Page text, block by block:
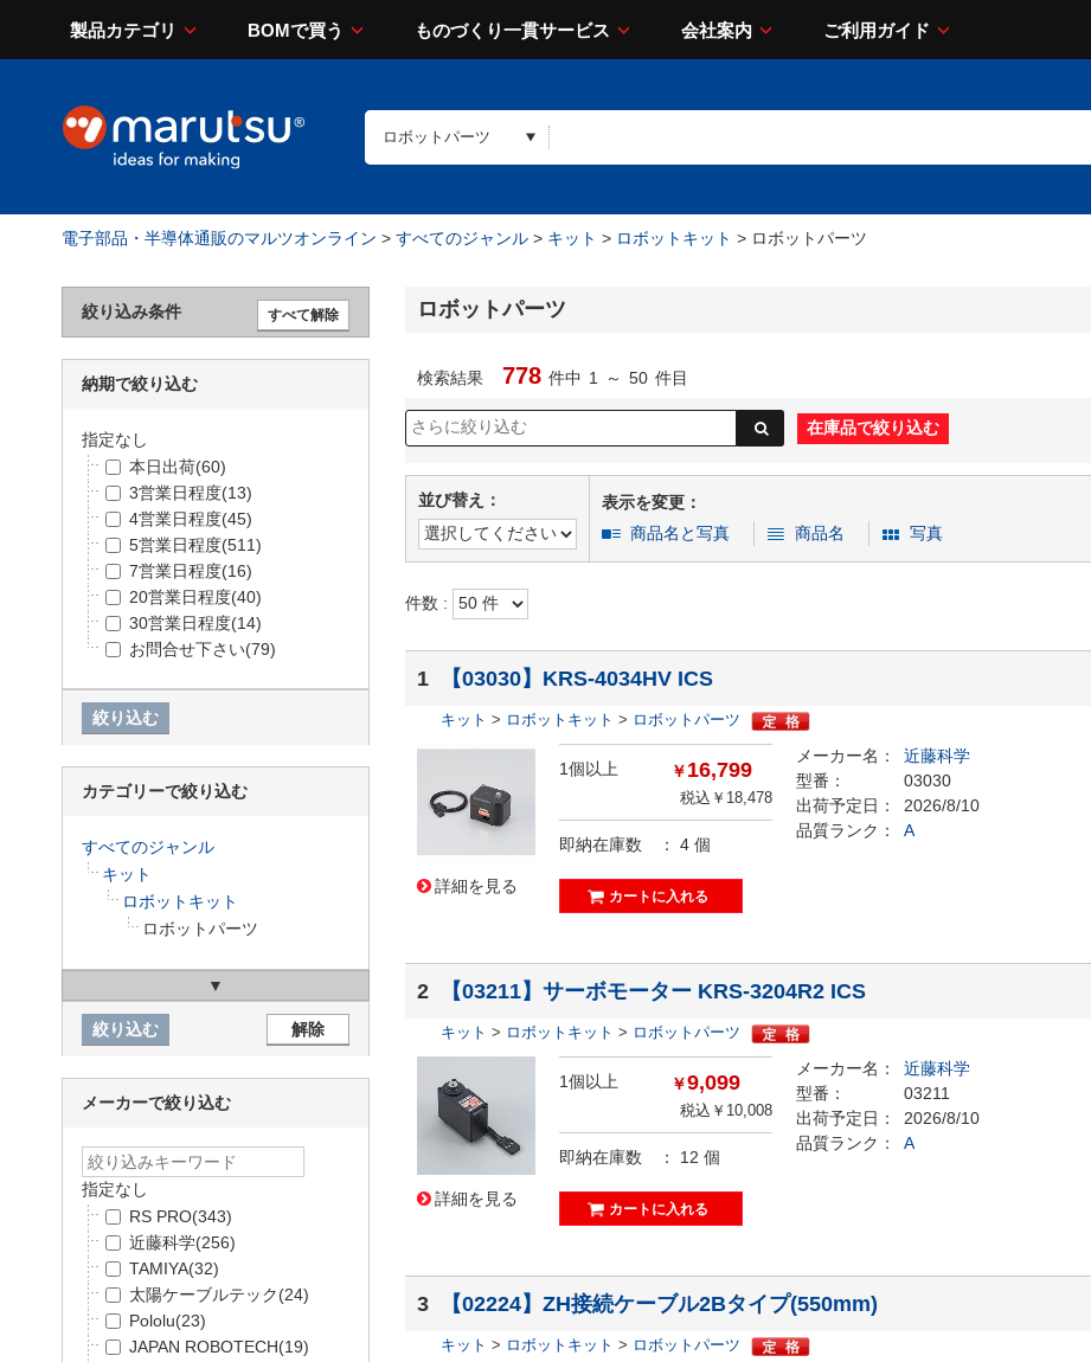
製品カテゴリ BOMで買う ものづくり一貫サービス 会社案内 ご利用ガイド
電子部品・半導体通販のマルツオンライン > すべてのジャンル > キット > ロボットキット > ロボットパーツ
ロボットパーツ
検索結果 778 件中 1 ～ 50 件目
並び替え：
表示を変更：
商品名と写真
商品名 写真
件数 :
1 【03030】KRS-4034HV ICS
キット > ロボットキット > ロボットパーツ
詳細を見る
1個以上 ￥16,799
税込￥18,478
即納在庫数 ： 4 個
メーカー名：
近藤科学
型番：
03030
出荷予定日：
2026/8/10
品質ランク：
A
2 【03211】サーボモーター KRS-3204R2 ICS
キット > ロボットキット > ロボットパーツ
詳細を見る
1個以上 ￥9,099
税込￥10,008
即納在庫数 ： 12 個
メーカー名：
近藤科学
型番：
03211
出荷予定日：
2026/8/10
品質ランク：
A
3 【02224】ZH接続ケーブル2Bタイプ(550mm)
キット > ロボットキット > ロボットパーツ
絞り込み条件
納期で絞り込む
指定なし
本日出荷(60)
3営業日程度(13)
4営業日程度(45)
5営業日程度(511)
7営業日程度(16)
20営業日程度(40)
30営業日程度(14)
お問合せ下さい(79)
カテゴリーで絞り込む
すべてのジャンル
キット
ロボットキット
ロボットパーツ
メーカーで絞り込む
指定なし
RS PRO(343)
近藤科学(256)
TAMIYA(32)
太陽ケーブルテック(24)
Pololu(23)
JAPAN ROBOTECH(19)